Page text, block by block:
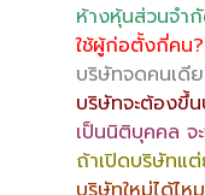
ห้างหุ้นส่วนจำ
ใช้ผู้ก่อตั้งกี่คน?
บริษัทจดคนเดี
บริษัทจะต้องขึ้
เป็นนิติบุคคล จ
ถ้าเปิดบริษัทแ